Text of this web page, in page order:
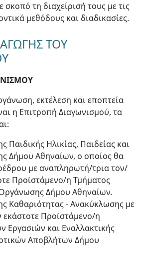
τη διαχείρισή τους με τις
μεθόδους και διαδικασίες.
ΤΟΥ
εκτέλεση και εποπτεία
η Επιτροπή Διαγωνισμού, τα
Παιδικής Ηλικίας, Παιδείας και
Δήμου Αθηναίων, ο οποίος θα
με αναπληρωτή/τρια τον/
Προϊστάμενο/η Τμήματος
Δήμου Αθηναίων.
Καθαριότητας - Ανακύκλωσης με
Προϊστάμενο/η
Εργασιών και Εναλλακτικής
Αποβλήτων Δήμου